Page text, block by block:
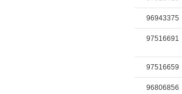
96943375
97516691
97516659
96806856